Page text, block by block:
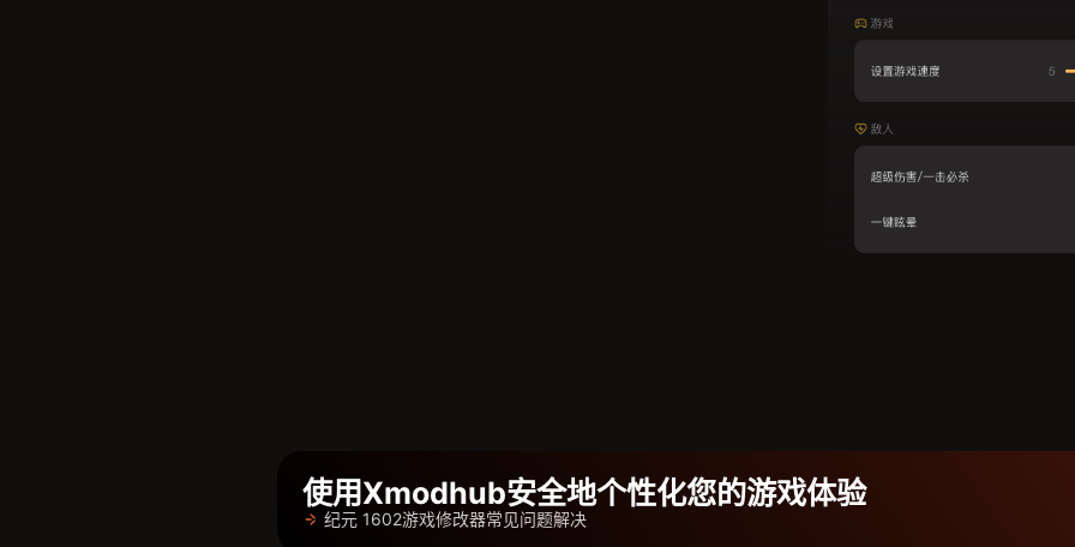
使用Xmodhub安全地个性化您的游戏体验
纪元 1602游戏修改器常见问题解决